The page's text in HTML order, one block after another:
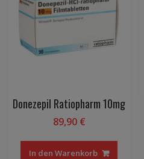
Donezepil Ratiopharm 10mg
89,90 €
In den Warenkorb